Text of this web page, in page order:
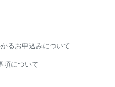
るお申込みについて
項について